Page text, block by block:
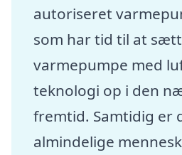
autoriseret
som har tid til at
varmepumpe med
teknologi op i den
fremtid. Samtidig er
almindelige